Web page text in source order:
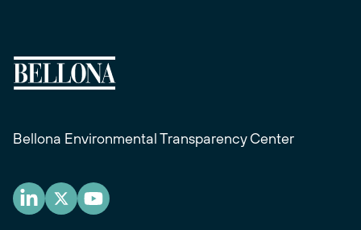
Bellona Environmental Transparency Center